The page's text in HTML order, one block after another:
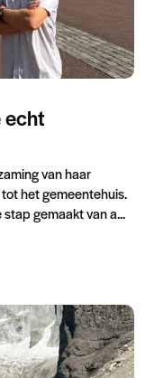
echt
van haar
het gemeentehuis.
gemaakt van a...